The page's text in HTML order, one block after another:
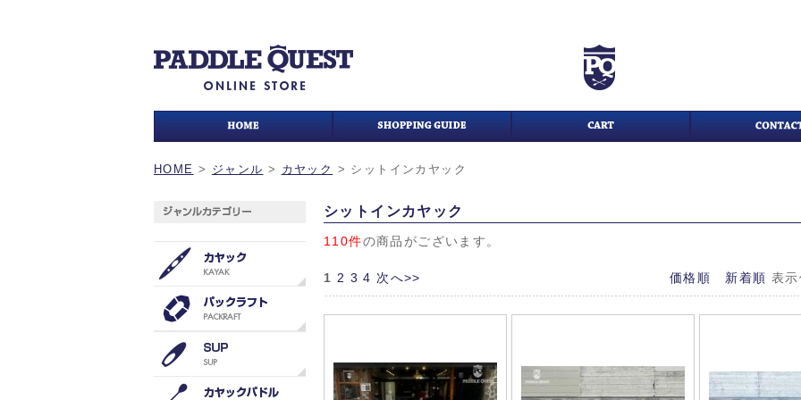
HOME > ジャンル > カヤック > シットインカヤック
シットインカヤック
110件の商品がございます。
価格順 新着順 表
1 2 3 4 次へ>>